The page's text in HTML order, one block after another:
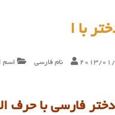
با ا
2013/01/ نام فارسی اسم
فارسی با حرف